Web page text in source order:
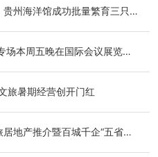
州海洋馆成功批量繁育三只
场本周五晚在国际会议展览中
旅暑期经营创开门红
居地产推介暨百城千企“五省